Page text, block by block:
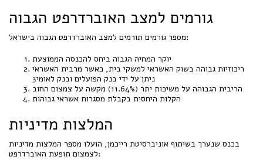
גורמים למצב האוברדרפט הגבוה
מספר גורמים תורמים למצב האוברדרפט הגבוה בישראל:
יוקר המחיה הגבוה ביחס להכנסה הממוצעת
ריכוזיות גבוהה בשוק האשראי למשקי בית, כאשר מרבית האשראי
ניתן על ידי בנק הפועלים ובנק לאומי3
הריבית הגבוהה על משיכות יתר (11.64%) מקשה על צמצום החוב
הקלות היחסית בקבלת מסגרות אשראי גבוהות
המלצות מדיניות
בכנס שנערך בשיתוף אוניברסיטת רייכמן, הועלו מספר המלצות מדיניות
לצמצום תופעת האוברדרפט: